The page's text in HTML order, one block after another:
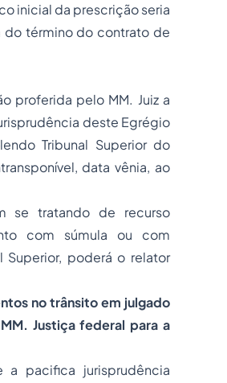
inicial da prescrição seria
do término do contrato de
proferida pelo MM. Juiz a
deste Egrégio
Tribunal Superior do
data vênia, ao
se tratando de recurso
com súmula ou com
Superior, poderá o relator
no trânsito em julgado
Justiça federal para a
a pacifica jurisprudência